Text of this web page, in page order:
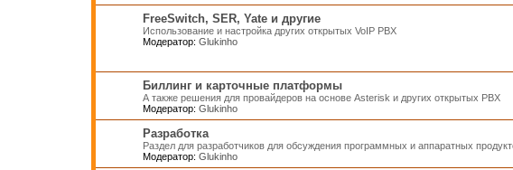
FreeSwitch, SER, Yate и другие
Использование и настройка других открытых VoIP PBX
Модератор: Glukinho
Биллинг и карточные платформы
А также решения для провайдеров на основе Asterisk и других открытых PBX
Модератор: Glukinho
Разработка
Раздел для разработчиков для обсуждения программных и аппаратных
Модератор: Glukinho